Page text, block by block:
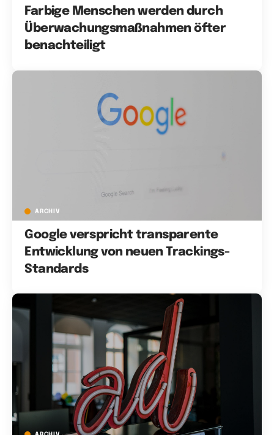
Farbige Menschen werden durch
Überwachungsmaßnahmen öfter
benachteiligt
ARCHIV
Google verspricht transparente
Entwicklung von neuen Trackings-
Standards